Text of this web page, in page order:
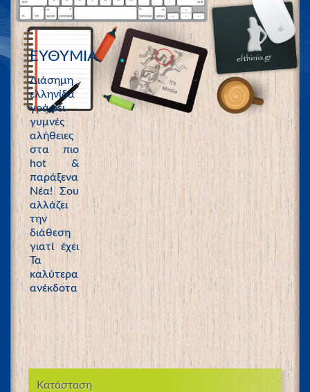
ΕΥΘΥΜΙΑ
Διάσημη
ελληνίδα
γράφει
γυμνές
αλήθειες
στα πιο
hot &
παράξενα
Νέα! Σου
αλλάζει
την
διάθεση
γιατί έχει
Τα
καλύτερα
ανέκδοτα
Κατάσταση